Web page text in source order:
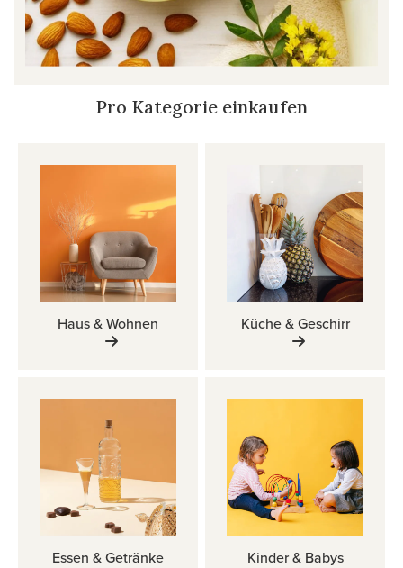
Pro Kategorie einkaufen
Haus & Wohnen Küche & Geschirr
Essen & Getränke Kinder & Babys